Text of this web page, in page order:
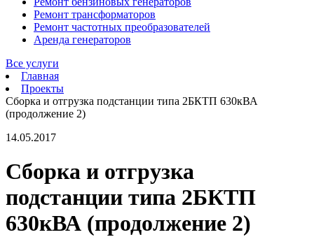
Ремонт трансформаторов
Ремонт частотных преобразователей
Аренда генераторов
Все услуги
Главная
Проекты
Сборка и отгрузка подстанции типа 2БКТП 630кВА
(продолжение 2)
14.05.2017
Сборка и отгрузка
подстанции типа 2БКТП
630кВА (продолжение 2)